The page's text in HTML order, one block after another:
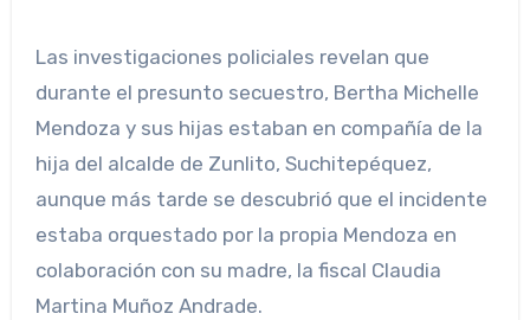
Las investigaciones policiales revelan que
durante el presunto secuestro, Bertha Michelle
Mendoza y sus hijas estaban en compañía de la
hija del alcalde de Zunlito, Suchitepéquez,
aunque más tarde se descubrió que el incidente
estaba orquestado por la propia Mendoza en
colaboración con su madre, la fiscal Claudia
Martina Muñoz Andrade.